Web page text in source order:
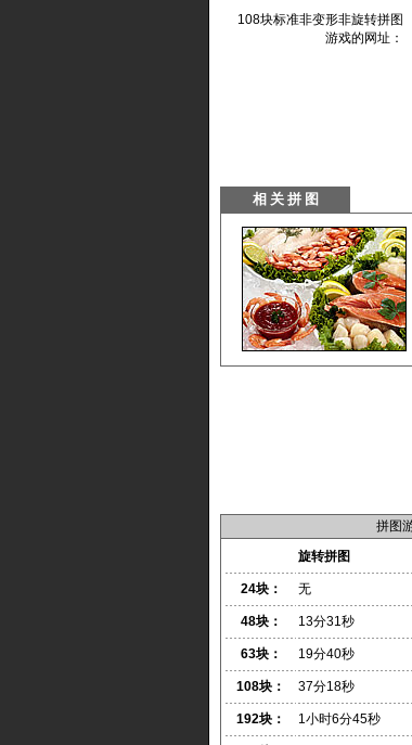
108块标准非变形非旋转拼图
游戏的网址：
拼图
旋转拼图
24块： 无
48块： 13分31秒
63块： 19分40秒
108块： 37分18秒
192块： 1小时6分45秒